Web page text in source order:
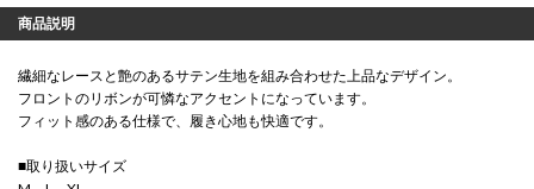
商品説明
繊細なレースと艶のあるサテン生地を組み合わせた上品なデザイン。
フロントのリボンが可憐なアクセントになっています。
フィット感のある仕様で、履き心地も快適です。
■取り扱いサイズ